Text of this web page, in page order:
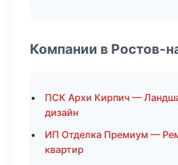
Компании в Ростов-
ПСК Архи Кирпич —
дизайн
ИП Отделка Премиум —
квартир